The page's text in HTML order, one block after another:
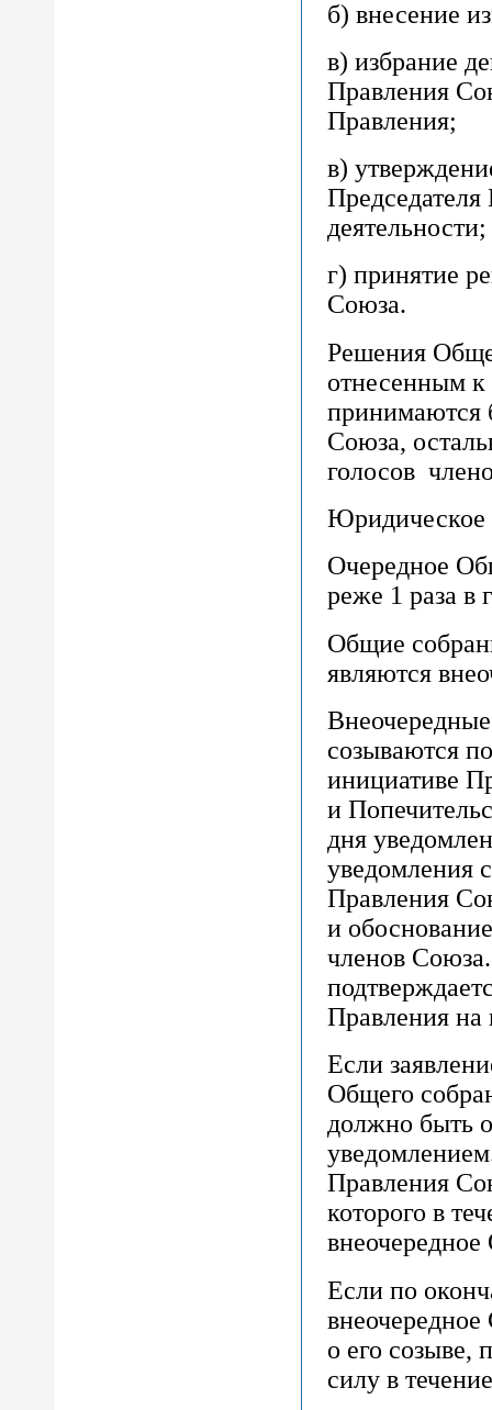
б) внесение
в) избрание
Правления
Правления;
в)
деятельности;
г) принятие
Союза.
Решения
отнесенным к
принимаются
Союза,
голосов
Юридическое
Очередное
реже 1 раза в
Общие
являются
созываются
инициативе
и
дня
уведомления
Правления
и
членов
Правления на
Если
Общего
должно быть
Правления
которого в
Если по
о его созыве,
силу в